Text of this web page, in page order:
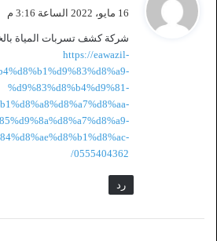
ل
16 مايو، 2022 الساعة 3:16 م
شركة كشف تسربات المياة
https://eawazil-
%d9%83%d8%b4%d9%81-
0555404362/
رد